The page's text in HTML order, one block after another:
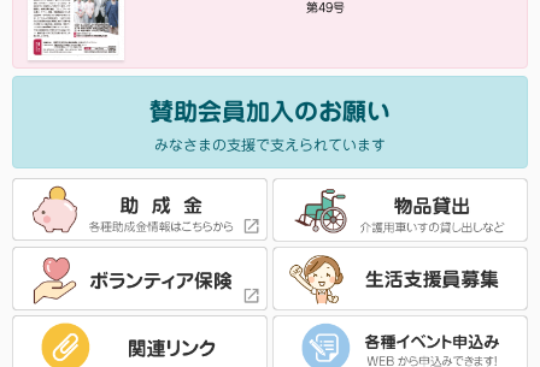
第49号
賛助会員加入のお願い
みなさまの支援で支えられています